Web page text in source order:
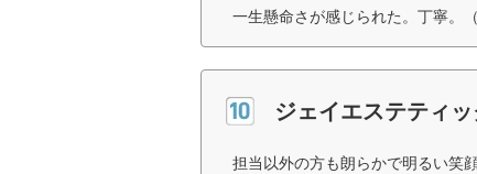
一生懸命さが感じられた。丁寧。
ジェイエステティッ
担当以外の方も朗らかで明るい笑